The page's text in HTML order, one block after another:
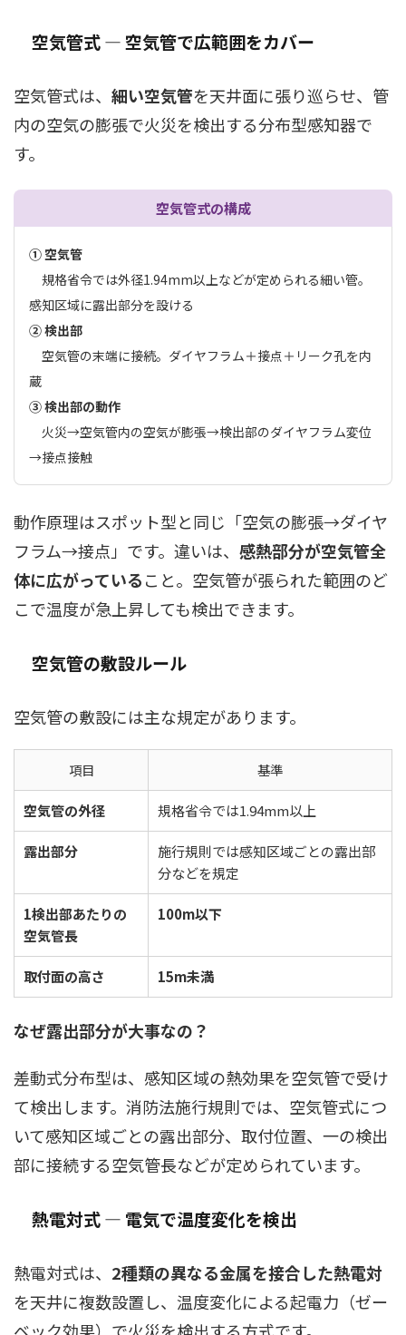
空気管式 ― 空気管で広範囲をカバー
空気管式は、 細い空気管を天井面に張り巡らせ、管
内の空気の膨張で火災を検出する分布型感知器で
す。
空気管式の構成
① 空気管
規格省令では外径1.94mm以上などが定められる細い管。
感知区域に露出部分を設ける
② 検出部
空気管の末端に接続。ダイヤフラム＋接点＋リーク孔を内
蔵
③ 検出部の動作
火災→空気管内の空気が膨張→検出部のダイヤフラム変位
→接点接触
動作原理はスポット型と同じ「空気の膨張→ダイヤ
フラム→接点」です。違いは、 感熱部分が空気管全
体に広がっていること。空気管が張られた範囲のど
こで温度が急上昇しても検出できます。
空気管の敷設ルール
空気管の敷設には主な規定があります。
項目 基準
空気管の外径 規格省令では1.94mm以上
露出部分
施行規則では感知区域ごとの露出部
分などを規定
1検出部あたりの
空気管長
100m以下
取付面の高さ 15m未満
なぜ露出部分が大事なの？
差動式分布型は、感知区域の熱効果を空気管で受け
て検出します。消防法施行規則では、空気管式につ
いて感知区域ごとの露出部分、取付位置、一の検出
部に接続する空気管長などが定められています。
熱電対式 ― 電気で温度変化を検出
熱電対式は、 2種類の異なる金属を接合した熱電対
を天井に複数設置し、温度変化による起電力（ゼー